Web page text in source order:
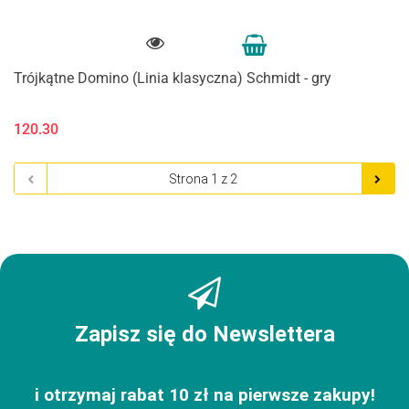
Trójkątne Domino (Linia klasyczna) Schmidt - gry
120.30
Zapisz się do Newslettera
i otrzymaj rabat 10 zł na pierwsze zakupy!